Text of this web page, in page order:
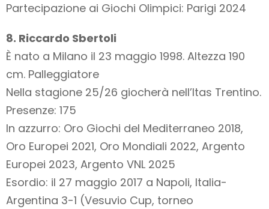
Partecipazione ai Giochi Olimpici: Parigi 2024
8. Riccardo Sbertoli
È nato a Milano il 23 maggio 1998. Altezza 190
cm. Palleggiatore
Nella stagione 25/26 giocherà nell’Itas Trentino.
Presenze: 175
In azzurro: Oro Giochi del Mediterraneo 2018,
Oro Europei 2021, Oro Mondiali 2022, Argento
Europei 2023, Argento VNL 2025
Esordio: il 27 maggio 2017 a Napoli, Italia-
Argentina 3-1 (Vesuvio Cup, torneo